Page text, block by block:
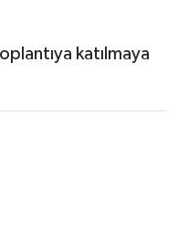
katılmaya